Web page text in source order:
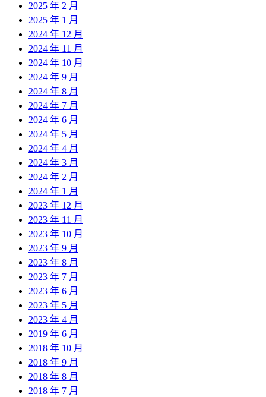
2025 年 2 月
2025 年 1 月
2024 年 12 月
2024 年 11 月
2024 年 10 月
2024 年 9 月
2024 年 8 月
2024 年 7 月
2024 年 6 月
2024 年 5 月
2024 年 4 月
2024 年 3 月
2024 年 2 月
2024 年 1 月
2023 年 12 月
2023 年 11 月
2023 年 10 月
2023 年 9 月
2023 年 8 月
2023 年 7 月
2023 年 6 月
2023 年 5 月
2023 年 4 月
2019 年 6 月
2018 年 10 月
2018 年 9 月
2018 年 8 月
2018 年 7 月